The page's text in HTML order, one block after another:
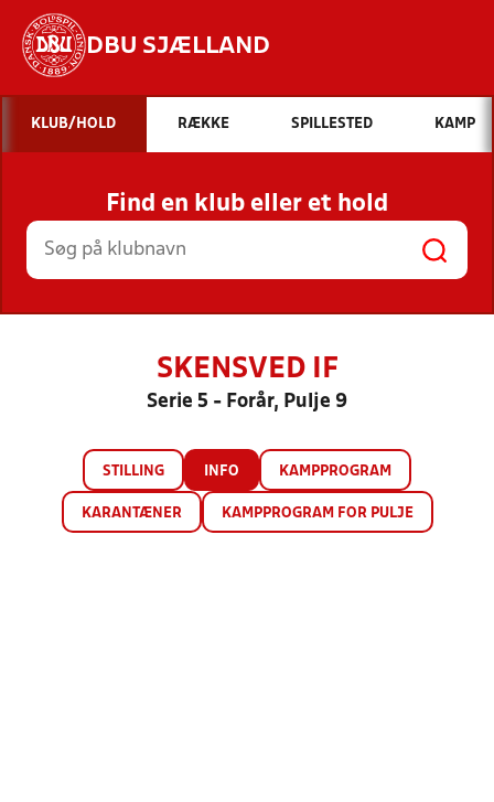
DBU SJÆLLAND
Hvad vil du søge efter?
INDHOLD OG NYHEDER
STILLINGER, RESULTATER, KLUBBER OG
HOLD
KLUB/HOLD RÆKKE SPILLESTED KAMP
Find en klub eller et hold
SKENSVED IF
Serie 5 - Forår, Pulje 9
STILLING INFO KAMPPROGRAM
KARANTÆNER KAMPPROGRAM FOR PULJE